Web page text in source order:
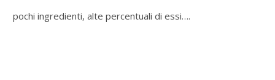
pochi ingredienti, alte percentuali di essi….